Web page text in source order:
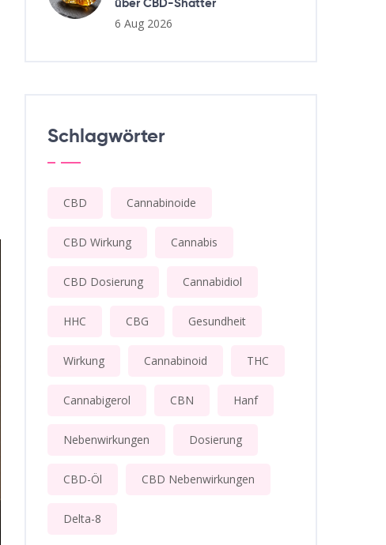
über CBD-Shatter
6 Aug 2026
Schlagwörter
CBD Cannabinoide
CBD Wirkung Cannabis
CBD Dosierung Cannabidiol
HHC CBG Gesundheit
Wirkung Cannabinoid THC
Cannabigerol CBN Hanf
Nebenwirkungen Dosierung
CBD-Öl CBD Nebenwirkungen
Delta-8